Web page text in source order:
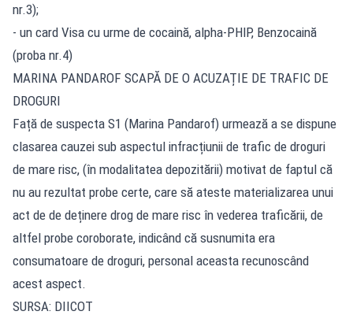
nr.3);
- un card Visa cu urme de cocaină, alpha-PHlP, Benzocaină
(proba nr.4)
MARINA PANDAROF SCAPĂ DE O ACUZAȚIE DE TRAFIC DE
DROGURI
Față de suspecta S1 (Marina Pandarof) urmează a se dispune
clasarea cauzei sub aspectul infracțiunii de trafic de droguri
de mare risc, (în modalitatea depozitării) motivat de faptul că
nu au rezultat probe certe, care să ateste materializarea unui
act de de deținere drog de mare risc în vederea traficării, de
altfel probe coroborate, indicând că susnumita era
consumatoare de droguri, personal aceasta recunoscând
acest aspect.
SURSA: DIICOT